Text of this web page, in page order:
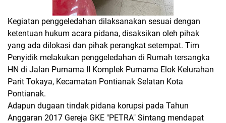
Kegiatan penggeledahan dilaksanakan sesuai dengan
ketentuan hukum acara pidana, disaksikan oleh pihak
yang ada dilokasi dan pihak perangkat setempat. Tim
Penyidik melakukan penggeledahan di Rumah tersangka
HN di Jalan Purnama II Komplek Purnama Elok Kelurahan
Parit Tokaya, Kecamatan Pontianak Selatan Kota
Pontianak.
Adapun dugaan tindak pidana korupsi pada Tahun
Anggaran 2017 Gereja GKE "PETRA" Sintang mendapat